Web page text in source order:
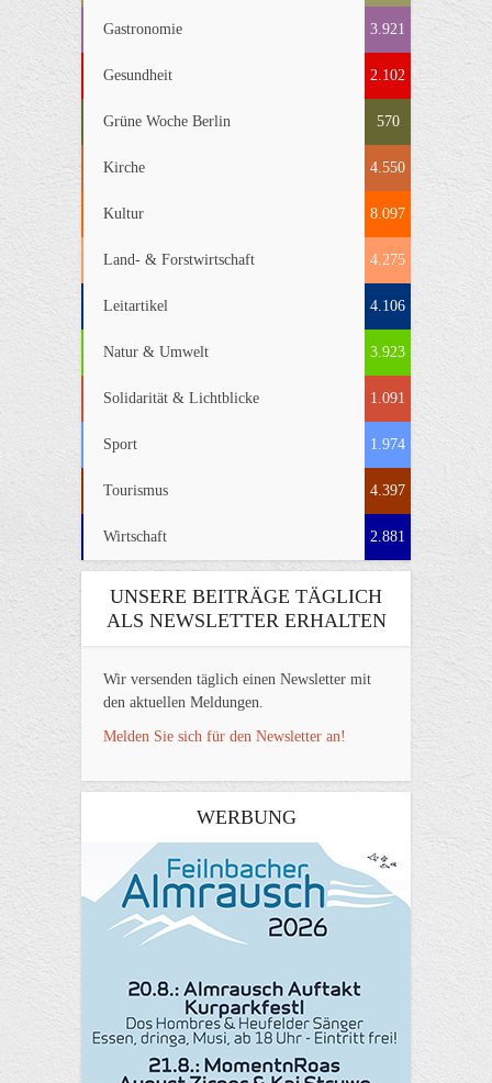
Gastronomie 3.921
Gesundheit 2.102
Grüne Woche Berlin 570
Kirche 4.550
Kultur 8.097
Land- & Forstwirtschaft 4.275
Leitartikel 4.106
Natur & Umwelt 3.923
Solidarität & Lichtblicke 1.091
Sport 1.974
Tourismus 4.397
Wirtschaft 2.881
UNSERE BEITRÄGE TÄGLICH
ALS NEWSLETTER ERHALTEN
Wir versenden täglich einen Newsletter mit
den aktuellen Meldungen.
Melden Sie sich für den Newsletter an!
WERBUNG